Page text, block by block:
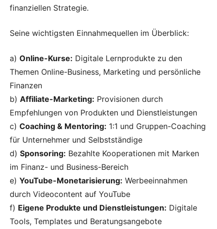
finanziellen Strategie.
Seine wichtigsten Einnahmequellen im Überblick:
a) Online-Kurse: Digitale Lernprodukte zu den
Themen Online-Business, Marketing und persönliche
Finanzen
b) Affiliate-Marketing: Provisionen durch
Empfehlungen von Produkten und Dienstleistungen
c) Coaching & Mentoring: 1:1 und Gruppen-Coaching
für Unternehmer und Selbstständige
d) Sponsoring: Bezahlte Kooperationen mit Marken
im Finanz- und Business-Bereich
e) YouTube-Monetarisierung: Werbeeinnahmen
durch Videocontent auf YouTube
f) Eigene Produkte und Dienstleistungen: Digitale
Tools, Templates und Beratungsangebote